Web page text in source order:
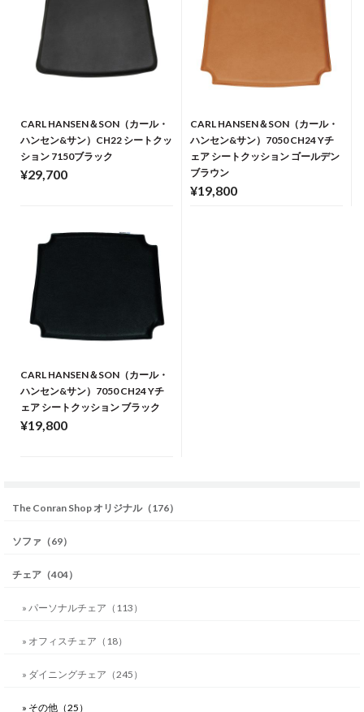
CARL HANSEN＆SON（カール・
ハンセン&サン）CH22 シートクッ
ション 7150ブラック
¥29,700
CARL HANSEN＆SON（カール・
ハンセン&サン）7050 CH24 Yチ
ェア シートクッション ゴールデン
ブラウン
¥19,800
CARL HANSEN＆SON（カール・
ハンセン&サン）7050 CH24 Yチ
ェア シートクッション ブラック
¥19,800
The Conran Shop オリジナル（176）
ソファ（69）
チェア（404）
» パーソナルチェア（113）
» オフィスチェア（18）
» ダイニングチェア（245）
» その他（25）